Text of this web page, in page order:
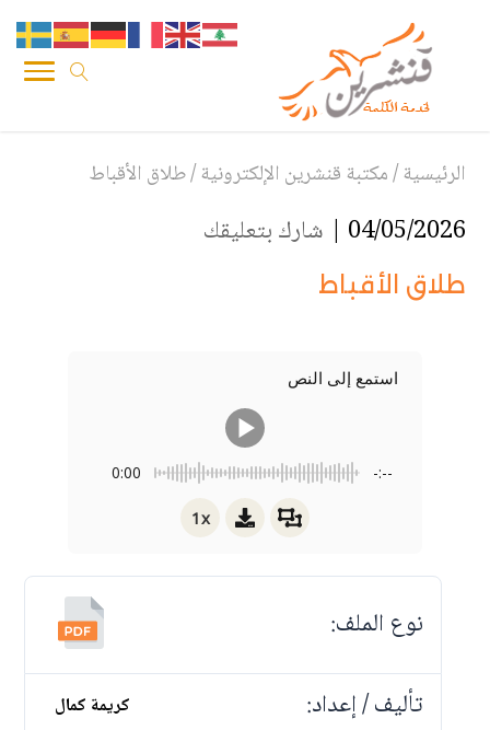
الرئيسية/مكتبة قنشرين الإلكترونية/طلاق الأقباط
04/05/2026 | شارك بتعليقك
طلاق الأقباط
استمع إلى النص
0:00 -:--
1x
نوع الملف:
تأليف / إعداد:
كريمة كمال